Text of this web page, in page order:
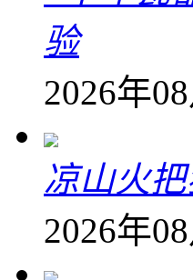
验
2026年
凉山火
2026年